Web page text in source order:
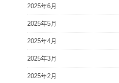
2025年6月
2025年5月
2025年4月
2025年3月
2025年2月